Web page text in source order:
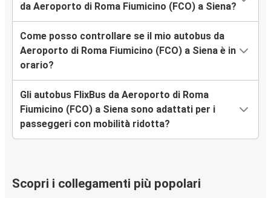
da Aeroporto di Roma Fiumicino (FCO) a Siena?
Come posso controllare se il mio autobus da
Aeroporto di Roma Fiumicino (FCO) a Siena è in
orario?
Gli autobus FlixBus da Aeroporto di Roma
Fiumicino (FCO) a Siena sono adattati per i
passeggeri con mobilità ridotta?
Scopri i collegamenti più popolari